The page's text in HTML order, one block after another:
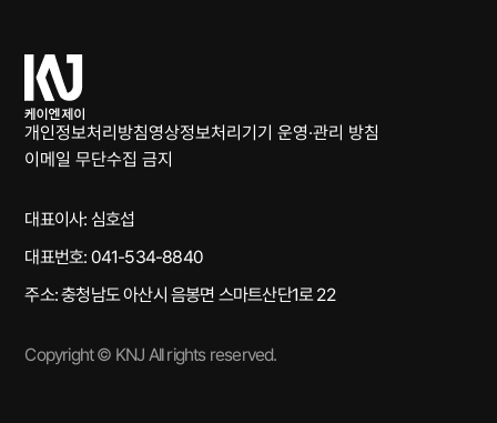
케
이
엔
제
이
개인정보처리방침영상정보처리기기 운영·관리 방침
이메일 무단수집 금지
대표이사: 심호섭
대표번호: 041-534-8840
주소: 충청남도 아산시 음봉면 스마트산단1로 22
Copyright © KNJ All rights reserved.